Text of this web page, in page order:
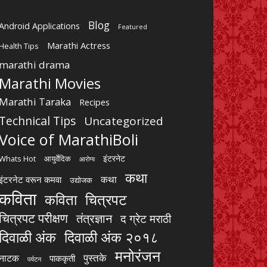
Applications Blog Featured
Tips Marathi Actress
drama
Movies
Taraka Recipes
Tips Uncategorized
of MarathiBoli
Hot आयुर्वेदिक आरोग्य इंटरनेट
वरून कमवा उद्योजक कथा कथा
कविता चित्रपट
परीक्षण तंत्रज्ञान द ग्रेट मराठी
अंक दिवाळी अंक २०१८
पर्यटन पाककृती पुस्तके मनोरंजन